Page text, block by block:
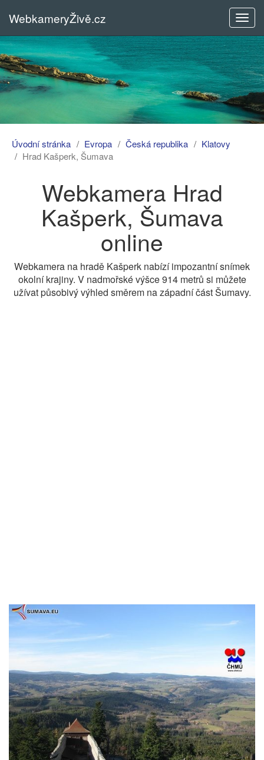
menu
WebkameryŽivě.cz
Úvodní stránka Evropa Česká republika
Klatovy
Hrad Kašperk, Šumava
Webkamera Hrad
Kašperk, Šumava
online
Webkamera na hradě Kašperk nabízí impozantní snímek
okolní krajiny. V nadmořské výšce 914 metrů si můžete
užívat působivý výhled směrem na západní část Šumavy.